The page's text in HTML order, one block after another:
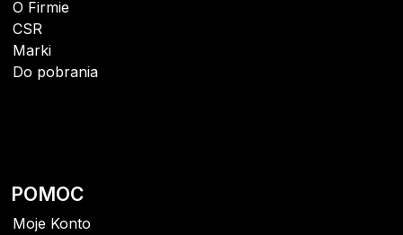
O Firmie
CSR
Marki
Do pobrania
POMOC
Moje Konto